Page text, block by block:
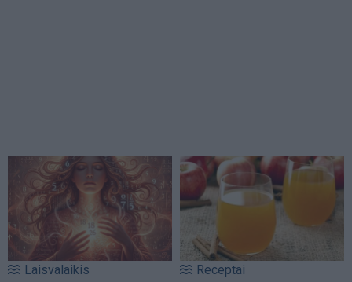
Laisvalaikis Receptai